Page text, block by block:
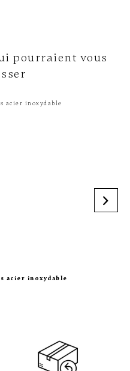
pourraient vous
acier inoxydable